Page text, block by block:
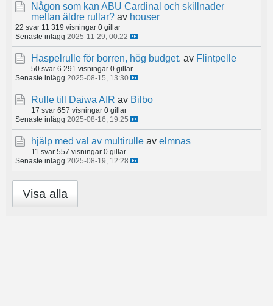
Någon som kan ABU Cardinal och skillnader
mellan äldre rullar? av houser
22 svar 11 319 visningar 0 gillar
Senaste inlägg 2025-11-29, 00:22
Haspelrulle för borren, hög budget. av Flintpelle
50 svar 6 291 visningar 0 gillar
Senaste inlägg 2025-08-15, 13:30
Rulle till Daiwa AIR av Bilbo
17 svar 657 visningar 0 gillar
Senaste inlägg 2025-08-16, 19:25
hjälp med val av multirulle av elmnas
11 svar 557 visningar 0 gillar
Senaste inlägg 2025-08-19, 12:28
Visa alla